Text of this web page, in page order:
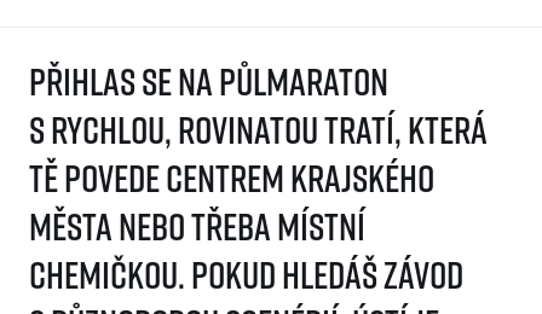
Přihlas se na půlmaraton
s rychlou, rovinatou tratí, která
tě povede centrem krajského
města nebo třeba místní
chemičkou. Pokud hledáš závod